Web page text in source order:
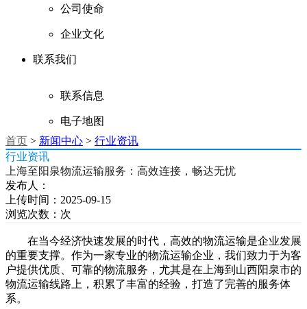
公司使命
企业文化
联系我们
联系信息
电子地图
首页 > 新闻中心 > 行业资讯
行业资讯
上海至阳泉物流运输服务：高效连接，畅达无忧
发布人：
上传时间：2025-09-15
浏览次数： 次
在当今经济快速发展的时代，高效的物流运输是企业发展
的重要支撑。作为一家专业的物流运输企业，我们致力于为客
户提供优质、可靠的物流服务，尤其是在上海到山西阳泉市的
物流运输线路上，积累了丰富的经验，打造了完善的服务体
系。